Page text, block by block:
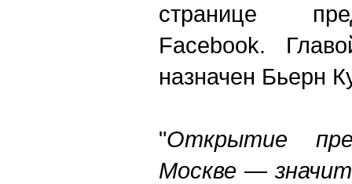
странице
Facebook.
назначен Бьерн
"Открытие
Москве —